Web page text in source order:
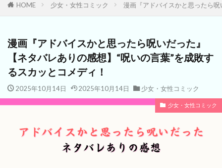
HOME 少女・女性コミック 漫画『アドバイスかと思ったら
漫画『アドバイスかと思ったら呪いだった』
【ネタバレありの感想】“呪いの言葉”を成敗す
るスカッとコメディ！
2025年10月14日 2025年10月14日 少女・女性コミック
少女・女性コミック